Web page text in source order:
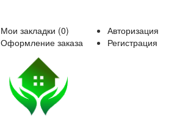
Авторизация
Регистрация
Мои закладки (0)
Оформление заказа